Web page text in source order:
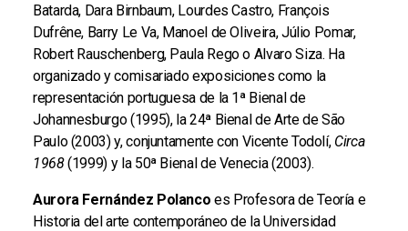
Batarda, Dara Birnbaum, Lourdes Castro, François
Dufrêne, Barry Le Va, Manoel de Oliveira, Júlio Pomar,
Robert Rauschenberg, Paula Rego o Alvaro Siza. Ha
organizado y comisariado exposiciones como la
representación portuguesa de la 1ª Bienal de
Johannesburgo (1995), la 24ª Bienal de Arte de São
Paulo (2003) y, conjuntamente con Vicente Todolí, Circa
1968(1999) y la 50ª Bienal de Venecia (2003).
Aurora Fernández Polanco es Profesora de Teoría e
Historia del arte contemporáneo de la Universidad